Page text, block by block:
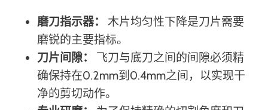
磨刀指示器：
木片均匀性下降是刀片需要
磨锐的主要指标。
刀片间隙：
飞刀与底刀之间的间隙必须精
确保持在0.2mm到0.4mm之间，以实现干
净的剪切动作。